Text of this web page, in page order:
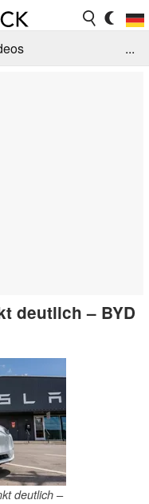
...
deutlich – BYD
deutlich –